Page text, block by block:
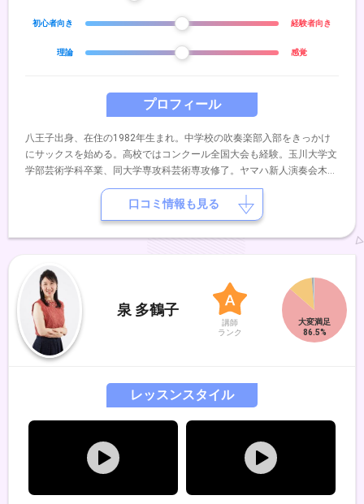
プロフィール
八王子出身、在住の1982年生まれ。中学校の吹奏楽部入部をきっかけ
にサックスを始める。高校ではコンクール全国大会も経験。玉川大学文
学部芸術学科卒業、同大学専攻科芸術専攻修了。ヤマハ新人演奏会木管
の部に出演。大学在学中、中学校高校の吹奏楽部指導を展開。特にアン
サンブル指導や、ポップス分野の演出指導に貢献。プライベートレッス
ンでは、光浦靖子氏のサックス指導も行なっている。同時期にバンドの
世界にも飛び込み、フリーのサックス奏者として、様々なアーティスト
2024年、同教室講師の飯島詩織とサックス/ピアノヴォーカルのユニッ
トemotional theaterを結成。これまでにサックスを中村均、大森義基の
各氏に師事。
初心者向き 経験者向き
理論 感覚
口コミ情報も見る
泉 多鶴子
講師
ランク
レッスンスタイル